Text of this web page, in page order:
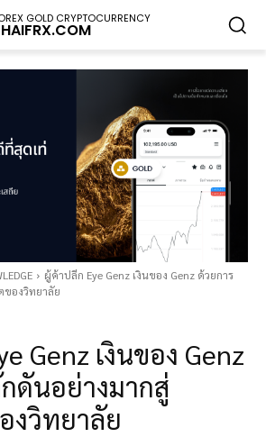
GOLD CRYPTOCURRENCY
ผู้ค้าปลีก Eye Genz เงินของ Genz ด้วยการ
ของวิทยาลัย
Genz เงินของ Genz
ดันอย่างมากสู่
งวิทยาลัย